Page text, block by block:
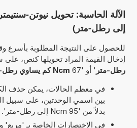
إلى رطل-متر)
للحصول على النتيجة المطلوبة بأسرع
إدخال القيمة المراد تحويلها كنص، على
رطل-متر ' أو '67 Ncm كم يساوي رطل-متر
في معظم الحالات، يمكن حذف
بين اسمي الوحدتين، على سبيل
بدلاً من '95 Ncm إلى رطل-متر'.
في الاختصارات الخاصة بـ